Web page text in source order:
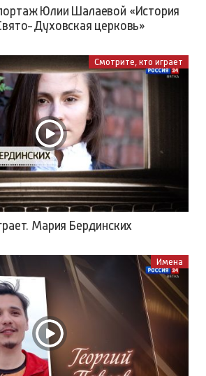
Юлии Шалаевой «История
Духовская церковь»
Смотрите, кто играет
Мария Бердинских
Имена